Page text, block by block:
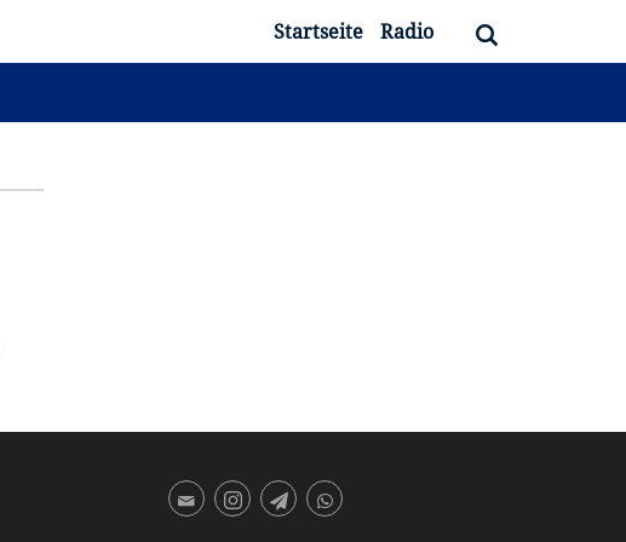
Startseite Radio